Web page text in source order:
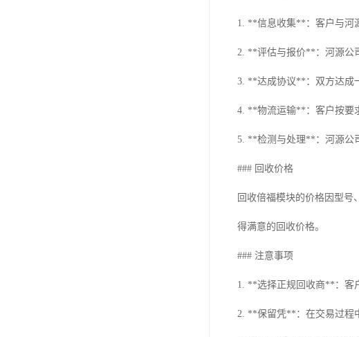
1. **信息收集**：客户与河
2. **评估与报价**：河源公
3. **达成协议**：双方达成
4. **物流运输**：客户按要
5. **检测与处理**：河源公
### 回收价格
回收倍福模块的价格因型
得满意的回收价格。
### 注意事项
1. **选择正规回收商**：客
2. **保留凭**：在交易过程